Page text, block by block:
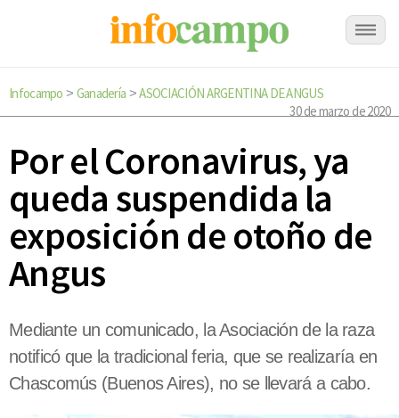
Infocampo > Ganadería >ASOCIACIÓN ARGENTINA DE ANGUS
30 de marzo de 2020
Por el Coronavirus, ya
queda suspendida la
exposición de otoño de
Angus
Mediante un comunicado, la Asociación de la raza
notificó que la tradicional feria, que se realizaría en
Chascomús (Buenos Aires), no se llevará a cabo.